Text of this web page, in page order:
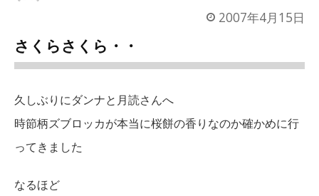
2007年4月15日
さくらさくら・・
久しぶりにダンナと月読さんへ
時節柄ズブロッカが本当に桜餅の香りなのか確かめに行
ってきました
なるほど